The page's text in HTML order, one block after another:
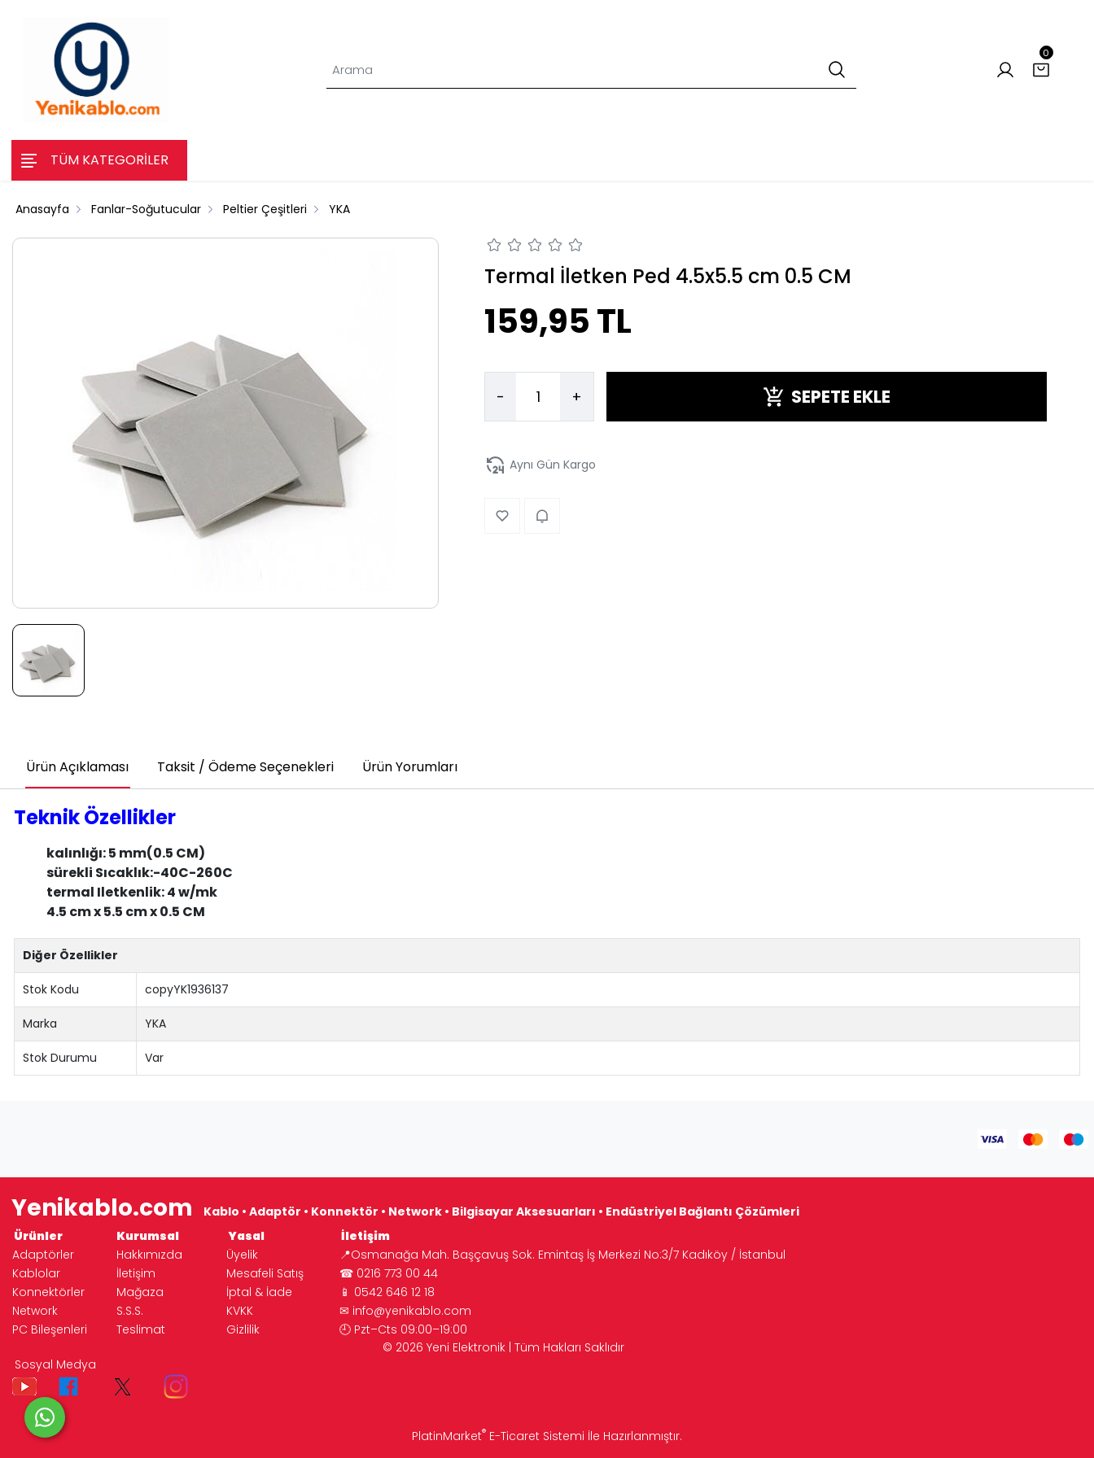
0
TÜM KATEGORİLER
Anasayfa Fanlar-Soğutucular Peltier Çeşitleri YKA
Termal İletken Ped 4.5x5.5 cm 0.5 CM
159,95 TL
- + SEPETE EKLE
Aynı Gün Kargo
Ürün Açıklaması Taksit / Ödeme Seçenekleri Ürün Yorumları
Teknik Özellikler
kalınlığı: 5 mm(0.5 CM)
sürekli Sıcaklık:-40C-260C
termal Iletkenlik: 4 w/mk
4.5 cm x 5.5 cm x 0.5 CM
Diğer Özellikler
Stok Kodu copyYK1936137
Marka YKA
Stok Durumu Var
Yenikablo.com
Kablo • Adaptör • Konnektör • Network • Bilgisayar Aksesuarları • Endüstriyel Bağlantı Çözümleri
Ürünler
Kurumsal Yasal
İletişim
Adaptörler
Hakkımızda Üyelik
📍Osmanağa Mah. Başçavuş Sok. Emintaş İş Merkezi No:3/7 Kadıköy / İstanbul
Kablolar
İletişim Mesafeli Satış
☎ 0216 773 00 44
Konnektörler
Mağaza İptal & İade
📱 0542 646 12 18
Network
S.S.S. KVKK ✉ info@yenikablo.com
PC Bileşenleri
Teslimat Gizlilik
🕘 Pzt–Cts 09:00–19:00
© 2026 Yeni Elektronik | Tüm Hakları Saklıdır
Sosyal Medya
PlatinMarket® E-Ticaret Sistemi İle Hazırlanmıştır.